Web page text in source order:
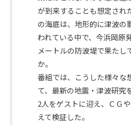
が到来することも想定され
の海底は、地形的に津波の
われている中で、今浜岡原
メートルの防波堤で果たし
か。
番組では、こうした様々な
て、最新の地震・津波研究
2人をゲストに迎え、ＣＧ
えて検証した。